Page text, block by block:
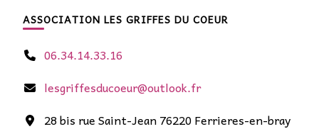
ASSOCIATION LES GRIFFES DU COEUR
06.34.14.33.16
lesgriffesducoeur@outlook.fr
28 bis rue Saint-Jean 76220 Ferrieres-en-bray